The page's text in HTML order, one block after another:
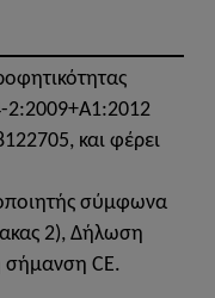
2:2009+Α1:2012
και φέρει
σύμφωνα
2), Δήλωση
σήμανση CE.